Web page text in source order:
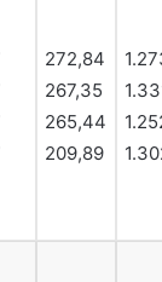
272,84
267,35
265,44
209,89